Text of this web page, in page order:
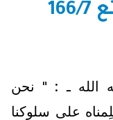
الله ـ : " نحن
على سلوكنا